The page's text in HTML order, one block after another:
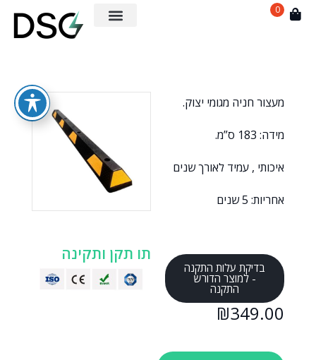
0
מעצור חניה מגומי יצוק.
מידה: 183 ס”מ.
איכותי , עמיד לאורך שנים
אחריות: 5 שנים
בדיקת עלות התקנה
- למוצר הדורש
התקנה
₪349.00
תו תקן ותקינה